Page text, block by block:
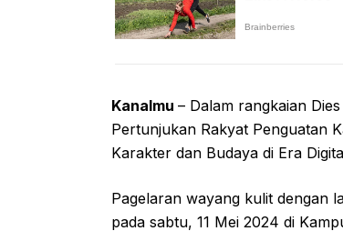
Kanalmu – Dalam rangkaian
Pertunjukan Rakyat Penguatan
Karakter dan Budaya di Era
Pagelaran wayang kulit dengan
pada sabtu, 11 Mei 2024 di